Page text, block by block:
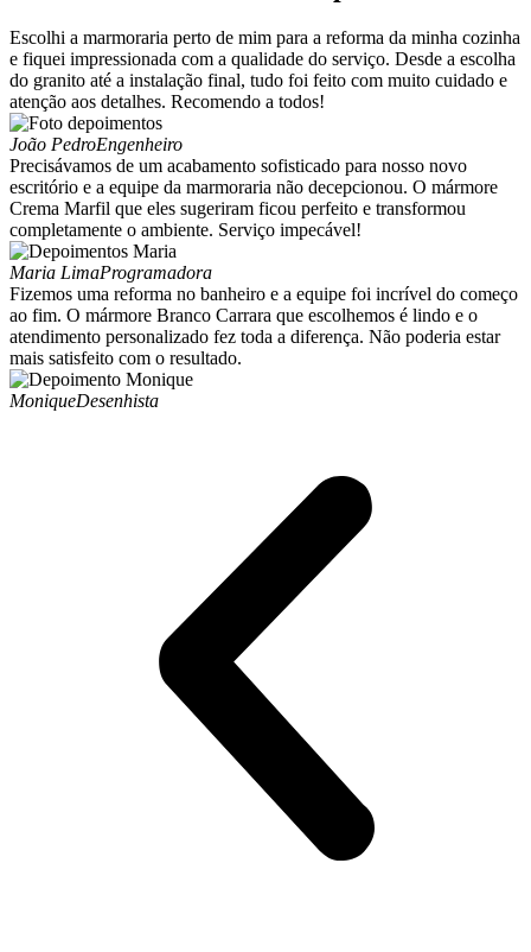
Escolhi a marmoraria perto de mim para a reforma da minha cozinha
e fiquei impressionada com a qualidade do serviço. Desde a escolha
do granito até a instalação final, tudo foi feito com muito cuidado e
atenção aos detalhes. Recomendo a todos!
João PedroEngenheiro
Precisávamos de um acabamento sofisticado para nosso novo
escritório e a equipe da marmoraria não decepcionou. O mármore
Crema Marfil que eles sugeriram ficou perfeito e transformou
completamente o ambiente. Serviço impecável!
Maria LimaProgramadora
Fizemos uma reforma no banheiro e a equipe foi incrível do começo
ao fim. O mármore Branco Carrara que escolhemos é lindo e o
atendimento personalizado fez toda a diferença. Não poderia estar
mais satisfeito com o resultado.
MoniqueDesenhista